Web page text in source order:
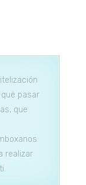
pasar
que
realizar